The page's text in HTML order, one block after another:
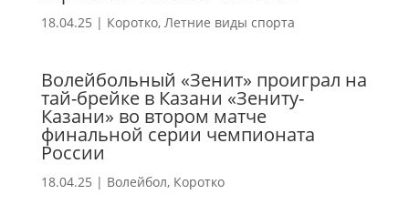
18.04.25 | Коротко, Летние виды спорта
Волейбольный «Зенит» проиграл на
тай-брейке в Казани «Зениту-
Казани» во втором матче
финальной серии чемпионата
России
18.04.25 | Волейбол, Коротко